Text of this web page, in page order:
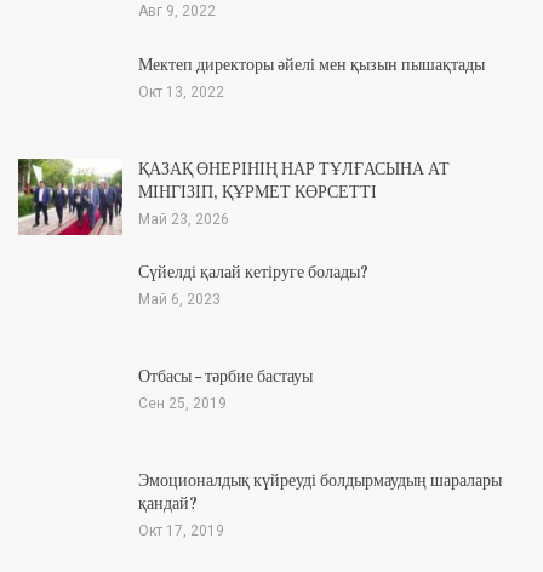
Авг 9, 2022
Мектеп директоры әйелі мен қызын пышақтады
Окт 13, 2022
ҚАЗАҚ ӨНЕРІНІҢ НАР ТҰЛҒАСЫНА АТ
МІНГІЗІП, ҚҰРМЕТ КӨРСЕТТІ
Май 23, 2026
Сүйелді қалай кетіруге болады?
Май 6, 2023
Отбасы – тәрбие бастауы
Сен 25, 2019
Эмоционалдық күйреуді болдырмаудың шаралары
қандай?
Окт 17, 2019